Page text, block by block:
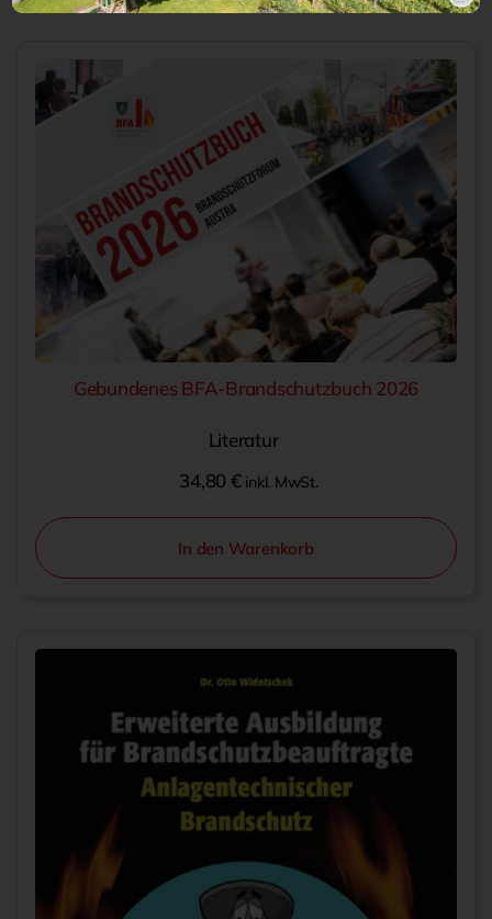
Gebundenes BFA-Brandschutzbuch 2026
Literatur
34,80 € inkl. MwSt.
In den Warenkorb